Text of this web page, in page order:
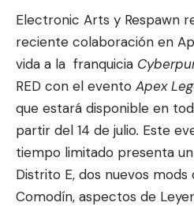
Electronic Arts y Respawn
reciente colaboración en
vida a la franquicia
RED con el evento Apex
que estará disponible en
partir del 14 de julio. Este
tiempo limitado presenta
Distrito E, dos nuevos
Comodín, aspectos de